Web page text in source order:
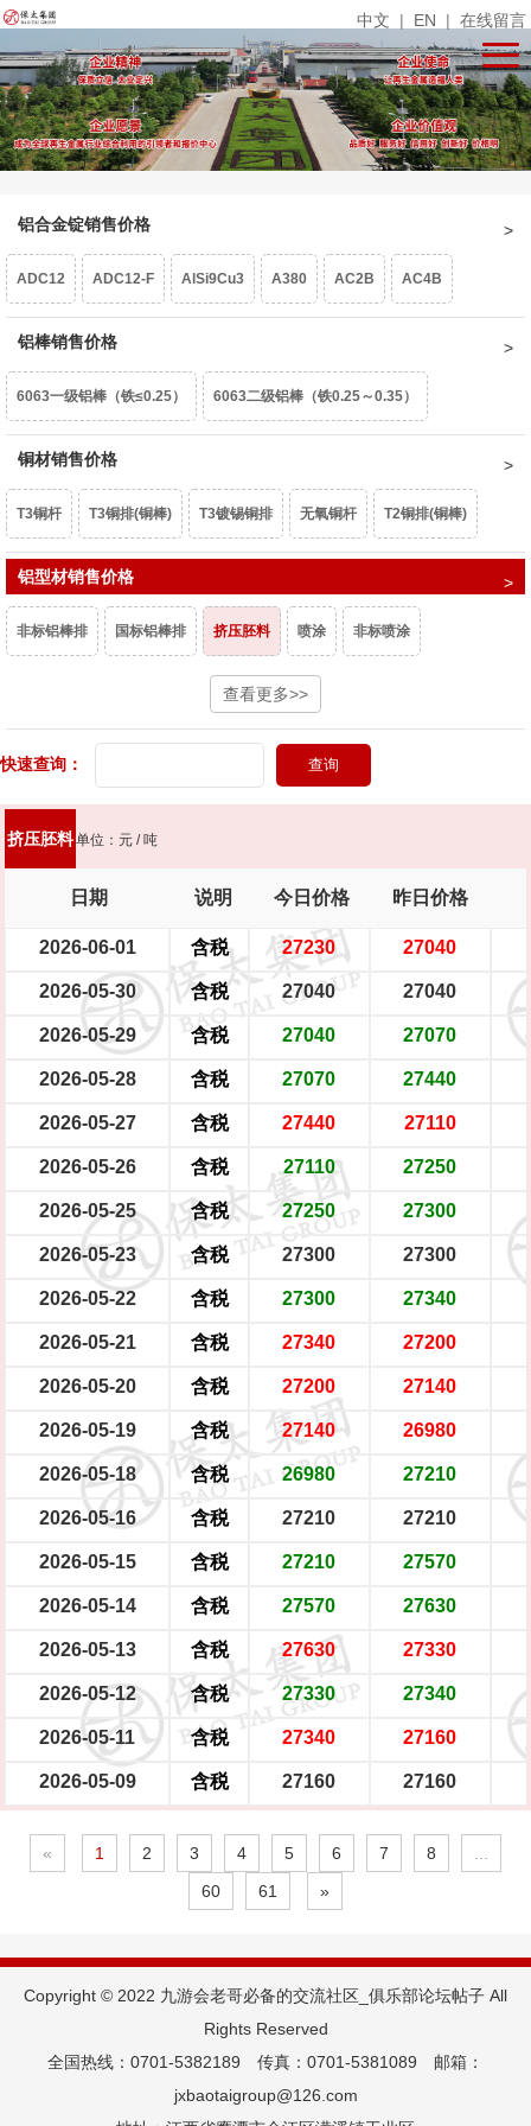
中文 | EN | 在线留言
铝合金锭销售价格
ADC12 ADC12-F AlSi9Cu3 A380 AC2B AC4B
压铸铝
铝棒销售价格
6063一级铝棒（铁≤0.25） 6063二级铝棒（铁0.25～0.35）
6061-F（铁>0.35）
6061铝棒（铁0.35～0.5） 6463铝棒 6082铝棒
铜材销售价格
T3铜杆 T3铜排(铜棒) T3镀锡铜排 无氧铜杆 T2铜排(铜棒)
T2镀锡铜排 异型铜排
二级阳极磷铜球 母线排（宽≤130mm） 母线排（宽＞130mm）
镀锡母线排（宽＞130mm）
铜板坯料（宽630mm,厚18mm,不含运费） 铜板 （厚≥6mm）
铜带（厚0.1～0.4mm） 黄铜棒HPb59-1国标 黄铜棒HPb59-1企标
黄铜棒Hpb57-3 黄铜棒HPb56-4 黄铜棒Hpb55-4 黄铜棒Hpb54-4
六角空管
铝型材销售价格
非标铝棒排 国标铝棒排 挤压胚料 喷涂 非标喷涂
金黄电泳 紫铜电泳
穿条门窗
查看更多>>
快速查询：
挤压胚料单位：元 / 吨
日期 说明 今日价格 昨日价格
2026-06-01 含税 27230 27040
2026-05-30 含税 27040 27040
2026-05-29 含税 27040 27070
2026-05-28 含税 27070 27440
2026-05-27 含税 27440 27110
2026-05-26 含税 27110 27250
2026-05-25 含税 27250 27300
2026-05-23 含税 27300 27300
2026-05-22 含税 27300 27340
2026-05-21 含税 27340 27200
2026-05-20 含税 27200 27140
2026-05-19 含税 27140 26980
2026-05-18 含税 26980 27210
2026-05-16 含税 27210 27210
2026-05-15 含税 27210 27570
2026-05-14 含税 27570 27630
2026-05-13 含税 27630 27330
2026-05-12 含税 27330 27340
2026-05-11 含税 27340 27160
2026-05-09 含税 27160 27160
« 1 2 3 4 5 6 7 8
60
61 »
Copyright © 2022 九游会老哥必备的交流社区_俱乐部论坛帖子 All
Rights Reserved
全国热线：0701-5382189 传真：0701-5381089 邮箱：
jxbaotaigroup@126.com